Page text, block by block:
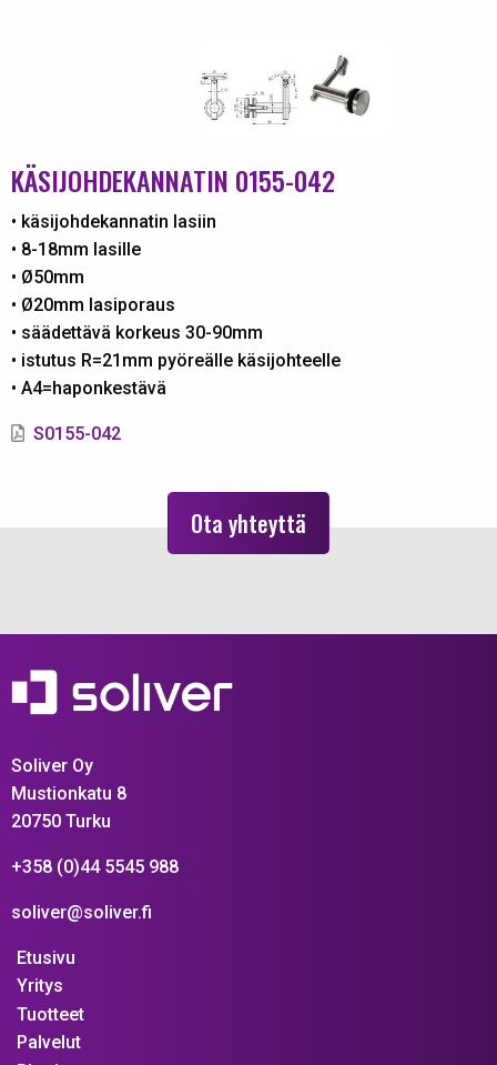
KÄSIJOHDEKANNATIN 0155-042
• käsijohdekannatin lasiin
• 8-18mm lasille
• Ø50mm
• Ø20mm lasiporaus
• säädettävä korkeus 30-90mm
• istutus R=21mm pyöreälle käsijohteelle
• A4=haponkestävä
S0155-042
Ota yhteyttä
Soliver Oy
Mustionkatu 8
20750 Turku
+358 (0)44 5545 988
soliver@soliver.fi
Etusivu
Yritys
Tuotteet
Palvelut